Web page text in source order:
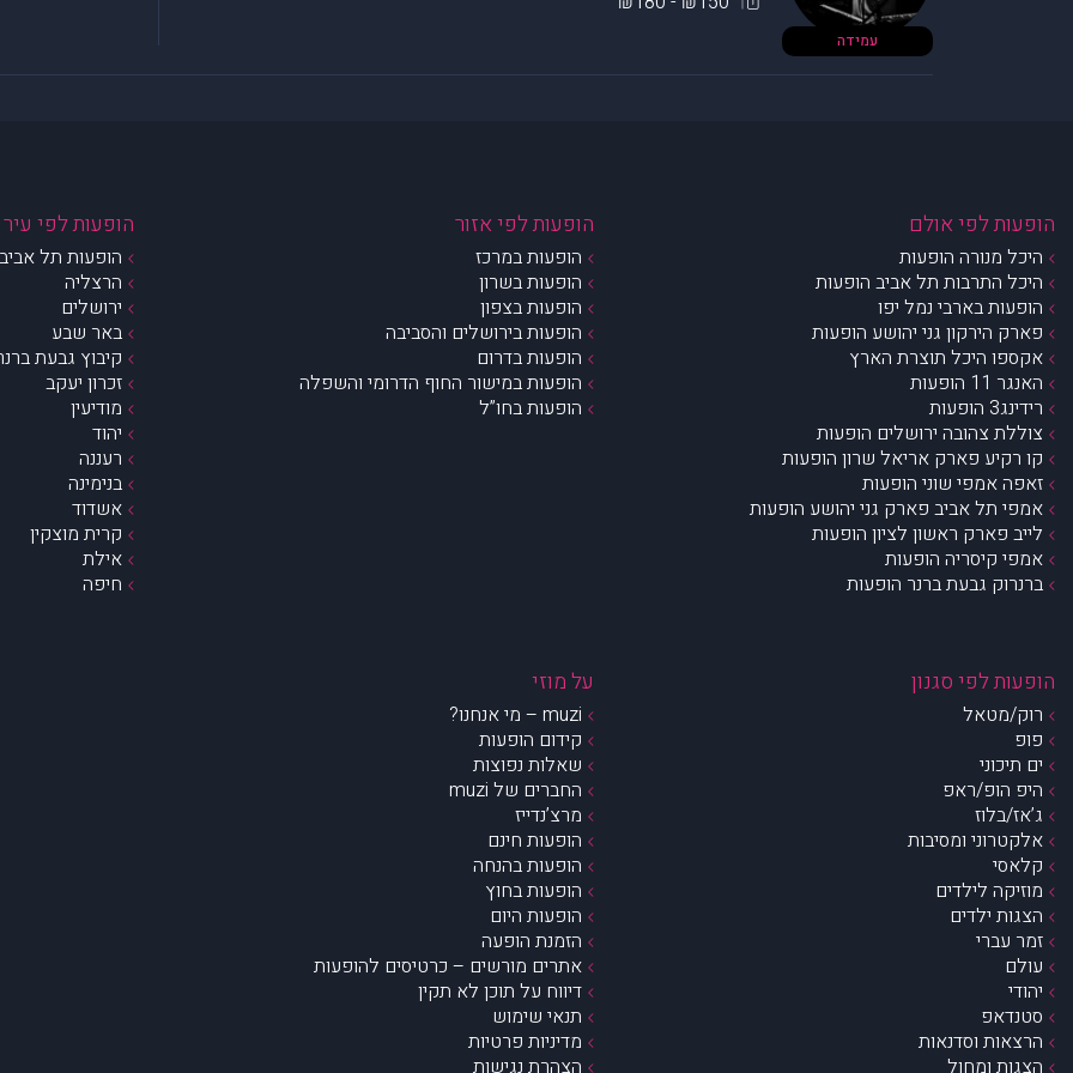
עמידה
הופעות לפי אולם
היכל מנורה הופעות
היכל התרבות תל אביב הופעות
הופעות בארבי נמל יפו
פארק הירקון גני יהושע הופעות
אקספו היכל תוצרת הארץ
האנגר 11 הופעות
רידינג3 הופעות
צוללת צהובה ירושלים הופעות
קו רקיע פארק אריאל שרון הופעות
זאפה אמפי שוני הופעות
אמפי תל אביב פארק גני יהושע הופעות
לייב פארק ראשון לציון הופעות
אמפי קיסריה הופעות
ברנרוק גבעת ברנר הופעות
הופעות לפי אזור
הופעות במרכז
הופעות בשרון
הופעות בצפון
הופעות בירושלים והסביבה
הופעות בדרום
הופעות במישור החוף הדרומי והשפלה
הופעות בחו”ל
הופעות לפי עיר
הופעות תל
הרצליה
ירושלים
באר שבע
קיבוץ גבעת
זכרון יעקב
מודיעין
יהוד
רעננה
בנימינה
אשדוד
קרית מוצקין
אילת
חיפה
הופעות לפי סגנון
רוק/מטאל
פופ
ים תיכוני
היפ הופ/ראפ
ג’אז/בלוז
אלקטרוני ומסיבות
קלאסי
מוזיקה לילדים
הצגות ילדים
זמר עברי
עולם
יהודי
סטנדאפ
הרצאות וסדנאות
הצגות ומחול
על מוזי
muzi – מי אנחנו?
קידום הופעות
שאלות נפוצות
החברים של muzi
מרצ’נדייז
הופעות חינם
הופעות בהנחה
הופעות בחוץ
הופעות היום
הזמנת הופעה
אתרים מורשים – כרטיסים להופעות
דיווח על תוכן לא תקין
תנאי שימוש
מדיניות פרטיות
הצהרת נגישות